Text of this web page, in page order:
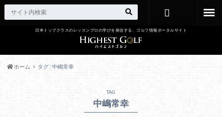
日本トップクラスのレッスンプロの学びを発信する、ゴルフ情報ポータルサイト
ホーム タグ : 中嶋常幸
TAG
中嶋常幸